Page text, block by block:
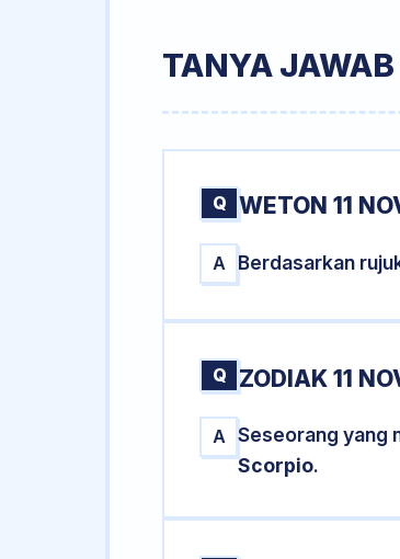
TANYA
Q WETON 11
A Berdasarkan
Q ZODIAK 11
A Seseorang yang
Scorpio.